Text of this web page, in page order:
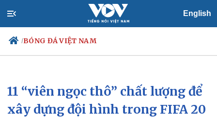
English
/BÓNG ĐÁ VIỆT NAM
Chính trị
Đảng
Tổ chức nhân sự
Xã hội
Tin 24h
Dự báo thời tiết
11 “viên ngọc thô” chất lượng để
xây dựng đội hình trong FIFA 20